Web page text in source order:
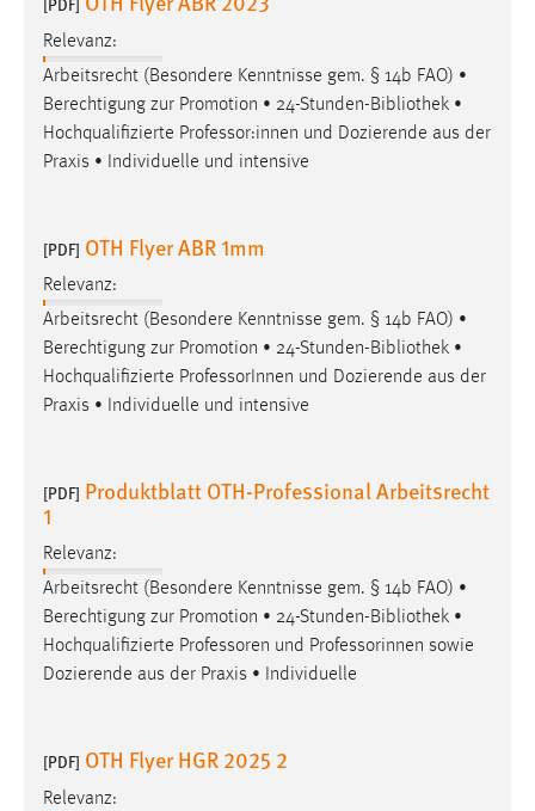
Relevanz:
Arbeitsrecht (Besondere Kenntnisse gem. § 14b FAO) •
Berechtigung zur Promotion • 24-Stunden-Bibliothek •
Hochqualifizierte Professor:innen und Dozierende aus der
Praxis • Individuelle und intensive
[PDF] OTH Flyer ABR 1mm
Relevanz:
Arbeitsrecht (Besondere Kenntnisse gem. § 14b FAO) •
Berechtigung zur Promotion • 24-Stunden-Bibliothek •
Hochqualifizierte ProfessorInnen und Dozierende aus der
Praxis • Individuelle und intensive
[PDF] Produktblatt OTH-Professional Arbeitsrecht
1
Relevanz:
Arbeitsrecht (Besondere Kenntnisse gem. § 14b FAO) •
Berechtigung zur Promotion • 24-Stunden-Bibliothek •
Hochqualifizierte Professoren und Professorinnen sowie
Dozierende aus der Praxis • Individuelle
[PDF] OTH Flyer HGR 2025 2
Relevanz: